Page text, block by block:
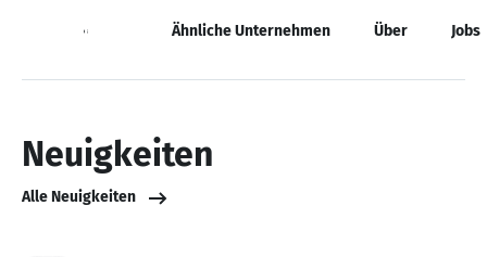
Neuigkeiten Ähnliche Unternehmen Über Jobs
Neuigkeiten
Alle Neuigkeiten